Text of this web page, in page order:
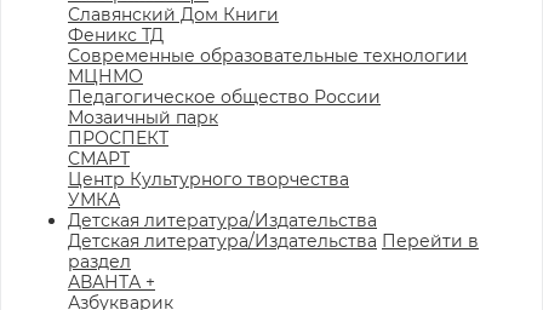
Славянский Дом Книги
Феникс ТД
Современные образовательные технологии
МЦНМО
Педагогическое общество России
Мозаичный парк
ПРОСПЕКТ
СМАРТ
Центр Культурного творчества
УМКА
Детская литература/Издательства
Детская литература/Издательства Перейти в
раздел
АВАНТА +
Азбукварик